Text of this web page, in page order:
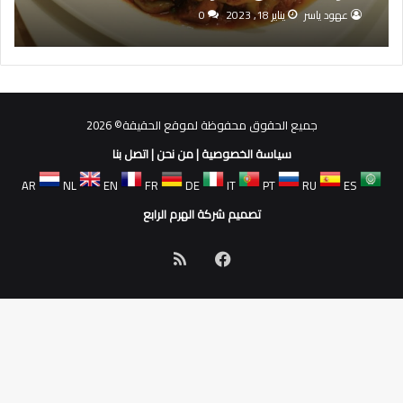
عهود ياسر يناير 18, 2023 0
جميع الحقوق محفوظة لموقع الحقيقة© 2026
سياسة الخصوصية|من نحن|اتصل بنا
AR
NL EN FR DE IT PT RU
ES
تصميم شركة الهرم الرابع
فيسبوك
الموقع